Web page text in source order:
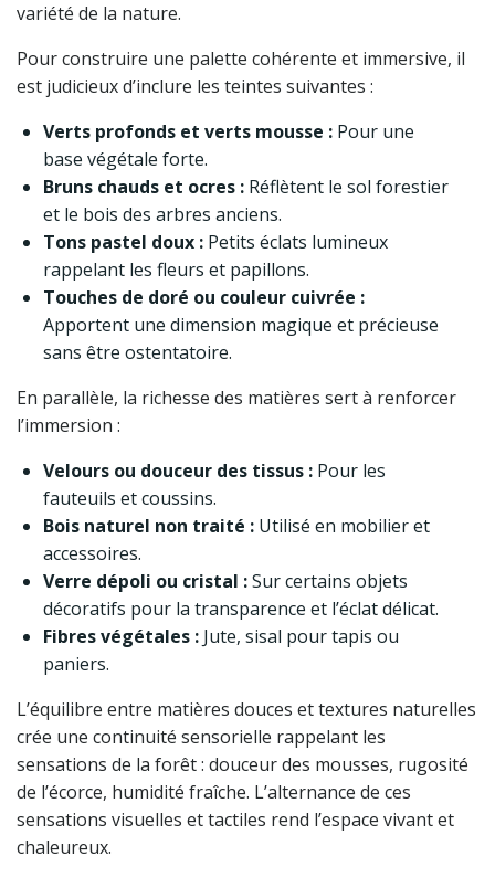
variété de la nature.
Pour construire une palette cohérente et immersive, il
est judicieux d’inclure les teintes suivantes :
Verts profonds et verts mousse : Pour une
base végétale forte.
Bruns chauds et ocres : Réflètent le sol forestier
et le bois des arbres anciens.
Tons pastel doux : Petits éclats lumineux
rappelant les fleurs et papillons.
Touches de doré ou couleur cuivrée :
Apportent une dimension magique et précieuse
sans être ostentatoire.
En parallèle, la richesse des matières sert à renforcer
l’immersion :
Velours ou douceur des tissus : Pour les
fauteuils et coussins.
Bois naturel non traité : Utilisé en mobilier et
accessoires.
Verre dépoli ou cristal :Sur certains objets
décoratifs pour la transparence et l’éclat délicat.
Fibres végétales : Jute, sisal pour tapis ou
paniers.
L’équilibre entre matières douces et textures naturelles
crée une continuité sensorielle rappelant les
sensations de la forêt : douceur des mousses, rugosité
de l’écorce, humidité fraîche. L’alternance de ces
sensations visuelles et tactiles rend l’espace vivant et
chaleureux.